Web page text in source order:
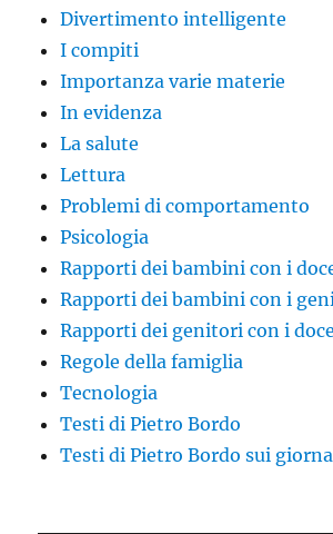
Divertimento intelligente
I compiti
Importanza varie materie
In evidenza
La salute
Lettura
Problemi di comportamento
Psicologia
Rapporti dei bambini con i
Rapporti dei bambini con i
Rapporti dei genitori con i
Regole della famiglia
Tecnologia
Testi di Pietro Bordo
Testi di Pietro Bordo sui